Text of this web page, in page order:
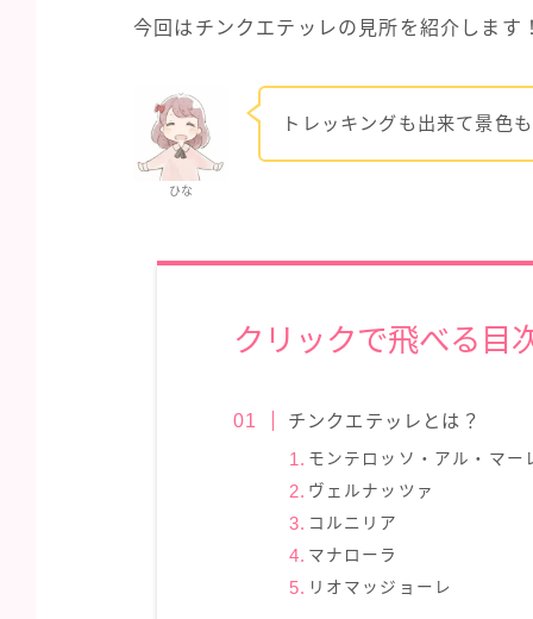
今回はチンクエテッレの見所を紹介します
ひな
トレッキングも出来て景色
クリックで飛べる目
チンクエテッレとは？
モンテロッソ・アル・マー
ヴェルナッツァ
コルニリア
マナローラ
リオマッジョーレ